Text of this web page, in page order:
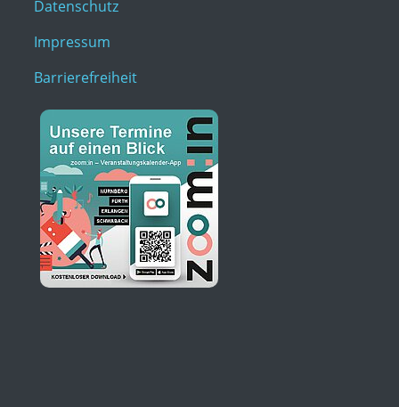
Datenschutz
Impressum
Barrierefreiheit